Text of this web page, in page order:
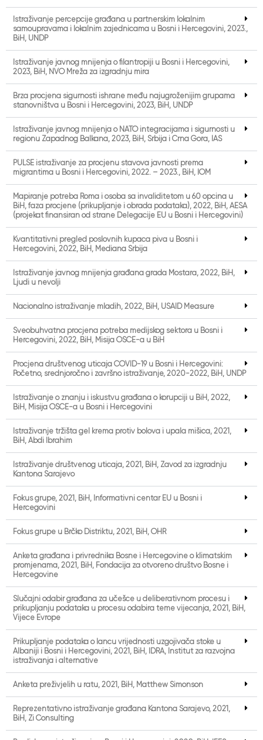
Istraživanje percepcije građana u partnerskim lokalnim
samoupravama i lokalnim zajednicama u Bosni i Hercegovini, 2023.,
BiH, UNDP
Istraživanje javnog mnijenja o filantropiji u Bosni i Hercegovini,
2023, BiH, NVO Mreža za izgradnju mira
Brza procjena sigurnosti ishrane među najugroženijim grupama
stanovništva u Bosni i Hercegovini, 2023, BiH, UNDP
Istraživanje javnog mnijenja o NATO integracijama i sigurnosti u
regionu Zapadnog Balkana, 2023, BiH, Srbija i Crna Gora, IAS
PULSE istraživanje za procjenu stavova javnosti prema
migrantima u Bosni i Hercegovini, 2022. – 2023., BiH, IOM
Mapiranje potreba Roma i osoba sa invaliditetom u 60 općina u
BiH, faza procjene (prikupljanje i obrada podataka), 2022, BiH, AESA
(projekat finansiran od strane Delegacije EU u Bosni i Hercegovini)
Kvantitativni pregled poslovnih kupaca piva u Bosni i
Hercegovini, 2022, BiH, Mediana Srbija
Istraživanje javnog mnijenja građana grada Mostara, 2022, BiH,
Ljudi u nevolji
Nacionalno istraživanje mladih, 2022, BiH, USAID Measure
Sveobuhvatna procjena potreba medijskog sektora u Bosni i
Hercegovini, 2022, BiH, Misija OSCE-a u BiH
Procjena društvenog uticaja COVID-19 u Bosni i Hercegovini:
Početno, srednjoročno i završno istraživanje, 2020-2022, BiH, UNDP
Istraživanje o znanju i iskustvu građana o korupciji u BiH, 2022,
BiH, Misija OSCE-a u Bosni i Hercegovini
Istraživanje tržišta gel krema protiv bolova i upala mišića, 2021,
BiH, Abdi Ibrahim
Istraživanje društvenog uticaja, 2021, BiH, Zavod za izgradnju
Kantona Sarajevo
Fokus grupe, 2021, BiH, Informativni centar EU u Bosni i
Hercegovini
Fokus grupe u Brčko Distriktu, 2021, BiH, OHR
Anketa građana i privrednika Bosne i Hercegovine o klimatskim
promjenama, 2021, BiH, Fondacija za otvoreno društvo Bosne i
Hercegovine
Slučajni odabir građana za učešće u deliberativnom procesu i
prikupljanju podataka u procesu odabira teme vijećanja, 2021, BiH,
Vijeće Evrope
Prikupljanje podataka o lancu vrijednosti uzgojivača stoke u
Albaniji i Bosni i Hercegovini, 2021, BiH, IDRA, Institut za razvojna
istraživanja i alternative
Anketa preživjelih u ratu, 2021, BiH, Matthew Simonson
Reprezentativno istraživanje građana Kantona Sarajevo, 2021,
BiH, Zi Consulting